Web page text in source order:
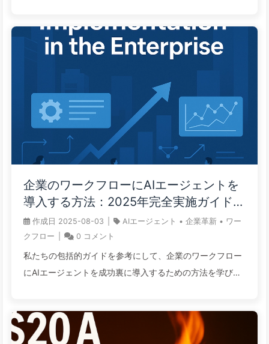
損失であり、Bardのリリースの失敗から「260個のチキン
ナゲット」まで、企業は記憶の欠如に代金を支払っていま
す。 盲目的にコンテキストを延長することはノイズと攻撃
面を拡大するだけです；小さくて正確なコンテキスト管理
が性能と安全の解決策です。 最初にコンテキストを構築
し、次に大きなモデルを議論する：一般的な利益は**入力
コスト -80%、精度 +15~90%**であり、より大きなモデ
ルを交換するよりもはるかに得です。 2023-2025年の企
原因はモデルが賢くないのではなく、「コンテキストエン
ジニアリング」の欠如である。そのため、Googleは1000
億ドルの時価総額を失い、この技術を手にした企業は40-
90%の性能向上を実現した。 1. 1000億ドルの教訓：AIが
「失憶」する時に何が起こるのかGoogle Bar ...
企業のワークフローにAIエージェントを
導入する方法：2025年完全実施ガイド
——ゆっくり学ぶAI166
作成日 2025-08-03 AIエージェント • 企業革新 • ワー
クフロー
0 コメント
私たちの包括的ガイドを参考にして、企業のワークフロー
にAIエージェントを成功裏に導入するための方法を学びま
入は2025年に転換点を迎え、82%のビジネスリーダーがAI
エージェントの導入を戦略的優先事項と見なしています。